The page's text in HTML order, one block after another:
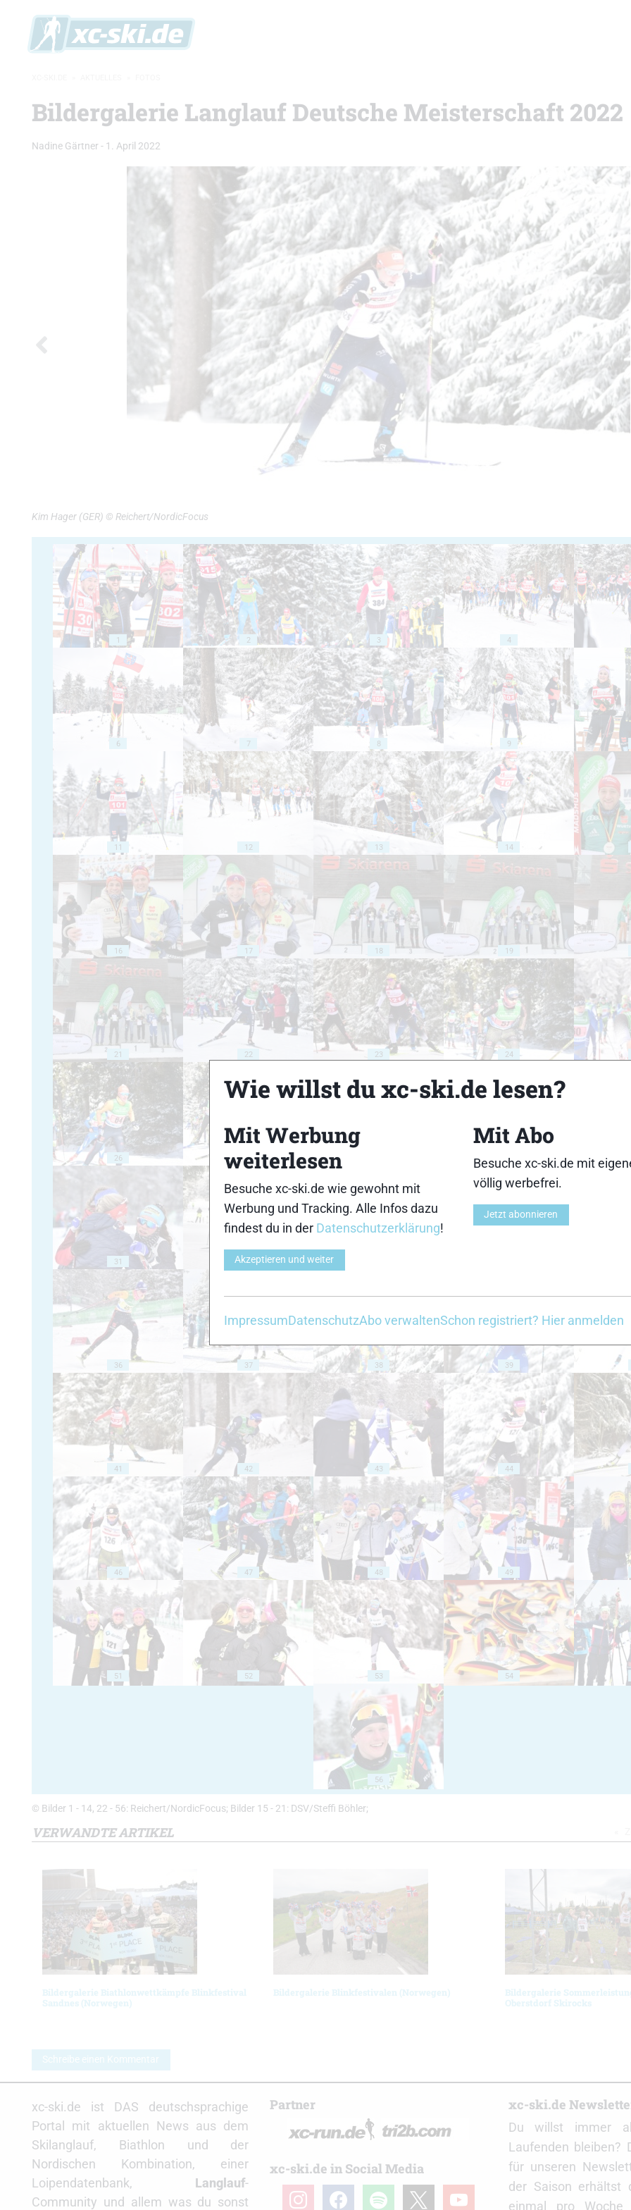
Bildergalerie Langlauf Deutsche Meisterschaft 2022
Nadine Gärtner - 1. April 2022
Kim Hager (GER) © Reichert/NordicFocus
1 2 3 4
6 7 8 9
11 12 13 14
16 17 18 19
21 22 23 24
26 27 29
31 32
36 37 38 39
41 42 43 44
46 47 48 49
51 52 53 54
56
© Bilder 1 - 14, 22 - 56: Reichert/NordicFocus; Bilder 15 - 21: DSV/Steffi Böhler;
VERWANDTE ARTIKEL
Bildergalerie Biathlonwettkämpfe Blinkfestival
Sandnes (Norwegen)
Bildergalerie Blinkfestivalen (Norwegen)
Bildergalerie
Oberstdorf Skirocks
Schreibe einen Kommentar
xc-ski.de ist DAS deutschsprachige
Portal mit aktuellen News aus dem
Skilanglauf, Biathlon und der
Nordischen Kombination, einer
Loipendatenbank, Langlauf-
Community und allem was du sonst
Partner
xc-ski.de in Social Media
instagramfacebookspotify youtube
xc-ski.de
Du willst immer
Laufenden bleiben?
für unseren
der Saison erhältst
einmal pro Woche
Wie willst du xc-ski.de lesen?
Mit Werbung
weiterlesen
Besuche xc-ski.de wie gewohnt mit
Werbung und Tracking. Alle Infos dazu
findest du in der Datenschutzerklärung!
Akzeptieren und weiter
Mit Abo
Besuche xc-ski.de mit
völlig werbefrei.
Jetzt abonnieren
ImpressumDatenschutzAbo verwaltenSchon registriert? Hier anmelden